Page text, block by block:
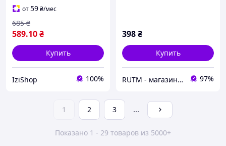
от59₴/мес
589.10₴
685 ₴
Купить
IziShop 100%
398₴
Купить
RUTM - магазин качественных инструментов и оборудования 97%
1 2 3 ...
Показано 1 - 29 товаров из 5000+